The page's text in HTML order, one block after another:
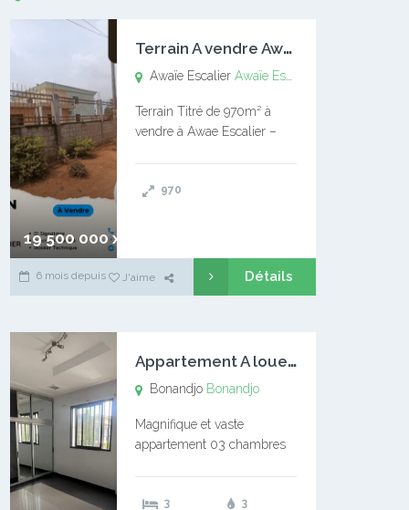
19 500 000 xaf
T
errain A vendre Awaïe Escalier
Awaïe EscalierAwaïe Escalier
Terrain Titré de 970m² à
vendre à Awae Escalier –
l’Université Catholique –
970
6 mois depuis J'aime Détails
A
ppartement A louer Bonandjo
Bonandjo Bonandjo
Magnifique et vaste
appartement 03 chambres
douches 01 vaste salon 01
3
3